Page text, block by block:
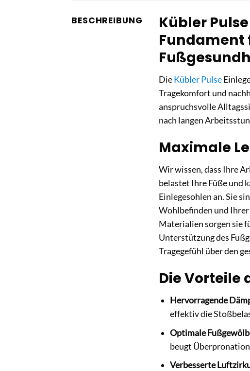
BESCHREIBUNG
Kübler
Fundament
DieKübler Pulse
Tragekomfort und
anspruchsvolle
nach langen
Maximale
Wir wissen, dass Ihre
belastet Ihre Füße und
Einlegesohlen an. Sie
Wohlbefinden und
Materialien sorgen sie
Unterstützung des
Tragegefühl über den
Die Vorteile
Hervorragende
effektiv die
Optimale
beugt
Verbesserte